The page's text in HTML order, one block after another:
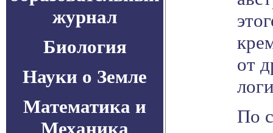
журнал
Биология
Науки о Земле
Математика и
Механика
от
По